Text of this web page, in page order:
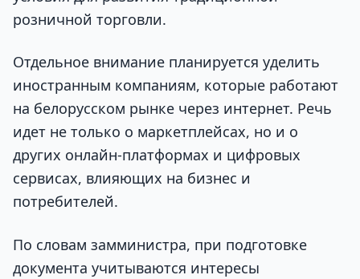
розничной торговли.
Отдельное внимание планируется уделить
иностранным компаниям, которые работают
на белорусском рынке через интернет. Речь
идет не только о маркетплейсах, но и о
других онлайн-платформах и цифровых
сервисах, влияющих на бизнес и
потребителей.
По словам замминистра, при подготовке
документа учитываются интересы